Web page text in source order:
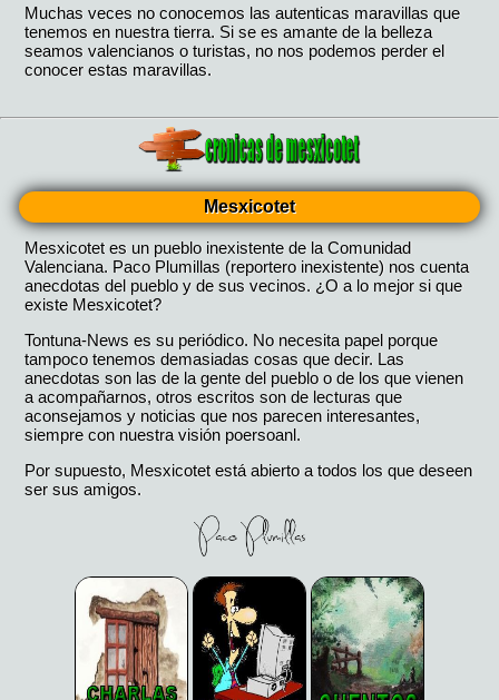
Mesxicotet
Mesxicotet es un pueblo inexistente de la Comunidad
Valenciana. Paco Plumillas (reportero inexistente) nos cuenta
anecdotas del pueblo y de sus vecinos. ¿O a lo mejor si que
existe Mesxicotet?
Tontuna-News es su periódico. No necesita papel porque
tampoco tenemos demasiadas cosas que decir. Las
anecdotas son las de la gente del pueblo o de los que vienen
a acompañarnos, otros escritos son de lecturas que
aconsejamos y noticias que nos parecen interesantes,
siempre con nuestra visión poersoanl.
Por supuesto, Mesxicotet está abierto a todos los que deseen
ser sus amigos.